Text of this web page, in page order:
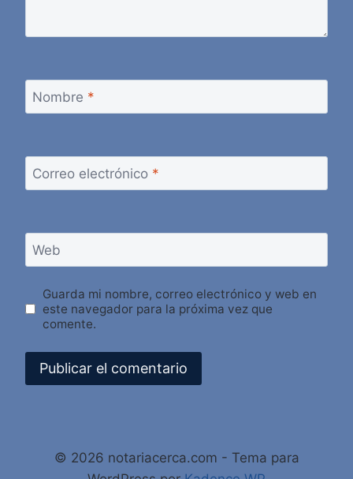
Nombre *
Correo electrónico *
Web
Guarda mi nombre, correo electrónico y web en
este navegador para la próxima vez que
comente.
© 2026 notariacerca.com - Tema para